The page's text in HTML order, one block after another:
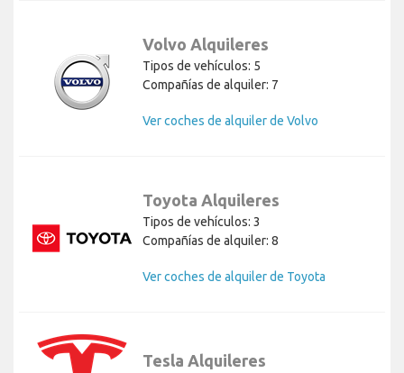
Volvo Alquileres
Tipos de vehículos: 5
Compañías de alquiler: 7
Ver coches de alquiler de Volvo
Toyota Alquileres
Tipos de vehículos: 3
Compañías de alquiler: 8
Ver coches de alquiler de Toyota
Tesla Alquileres